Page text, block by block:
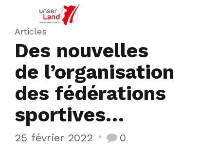
Articles
Des nouvelles
de l’organisation
des fédérations
sportives…
25 février 2022 0